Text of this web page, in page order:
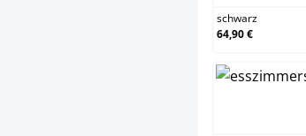
schwarz
64,90 €